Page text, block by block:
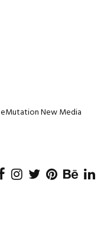
eMutation New Media